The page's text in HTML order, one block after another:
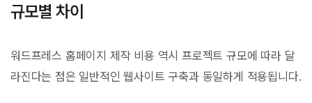
규모별 차이
워드프레스 홈페이지 제작 비용 역시 프로젝트 규모에 따라 달
라진다는 점은 일반적인 웹사이트 구축과 동일하게 적용됩니다.